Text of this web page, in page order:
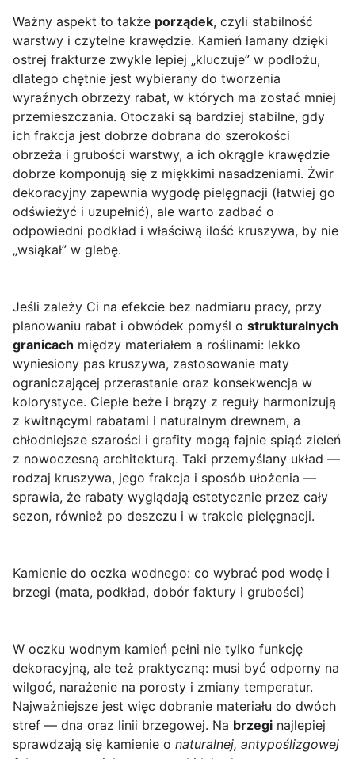
Ważny aspekt to także porządek, czyli stabilność
warstwy i czytelne krawędzie. Kamień łamany dzięki
ostrej frakturze zwykle lepiej „kluczuje” w podłożu,
dlatego chętnie jest wybierany do tworzenia
wyraźnych obrzeży rabat, w których ma zostać mniej
przemieszczania. Otoczaki są bardziej stabilne, gdy
ich frakcja jest dobrze dobrana do szerokości
obrzeża i grubości warstwy, a ich okrągłe krawędzie
dobrze komponują się z miękkimi nasadzeniami. Żwir
dekoracyjny zapewnia wygodę pielęgnacji (łatwiej go
odświeżyć i uzupełnić), ale warto zadbać o
odpowiedni podkład i właściwą ilość kruszywa, by nie
„wsiąkał” w glebę.
Jeśli zależy Ci na efekcie bez nadmiaru pracy, przy
planowaniu rabat i obwódek pomyśl o strukturalnych
granicach między materiałem a roślinami: lekko
wyniesiony pas kruszywa, zastosowanie maty
ograniczającej przerastanie oraz konsekwencja w
kolorystyce. Ciepłe beże i brązy z reguły harmonizują
z kwitnącymi rabatami i naturalnym drewnem, a
chłodniejsze szarości i grafity mogą fajnie spiąć zieleń
z nowoczesną architekturą. Taki przemyślany układ —
rodzaj kruszywa, jego frakcja i sposób ułożenia —
sprawia, że rabaty wyglądają estetycznie przez cały
sezon, również po deszczu i w trakcie pielęgnacji.
Kamienie do oczka wodnego: co wybrać pod wodę i
brzegi (mata, podkład, dobór faktury i grubości)
W oczku wodnym kamień pełni nie tylko funkcję
dekoracyjną, ale też praktyczną: musi być odporny na
wilgoć, narażenie na porosty i zmiany temperatur.
Najważniejsze jest więc dobranie materiału do dwóch
stref — dna oraz linii brzegowej. Na brzegi najlepiej
sprawdzają się kamienie o naturalnej, antypoślizgowej